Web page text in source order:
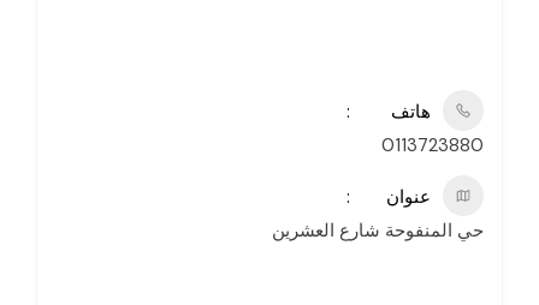
هاتف
0113723880
عنوان
حي المنفوحة شارع العشرين